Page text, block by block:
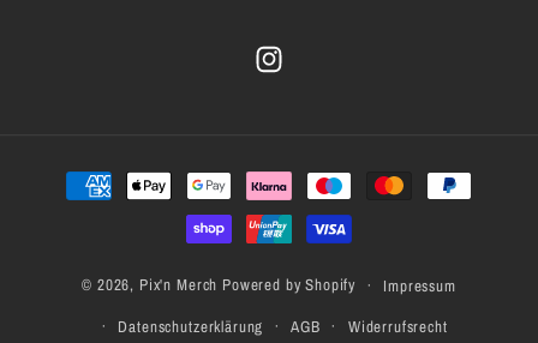
Instagram
Zahlungsmethoden
© 2026, Pix'n Merch Powered by Shopify
Impressum
Datenschutzerklärung
AGB Widerrufsrecht